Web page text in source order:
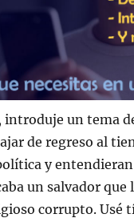
un tema
de regreso al
y entendieran
un salvador que
corrupto. Usé